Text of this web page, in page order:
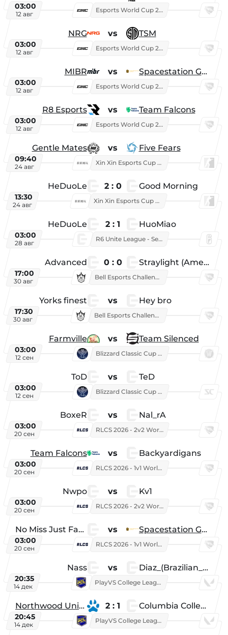
03:00
12 авг
Esports World Cup 2026
NRG vs TSM
03:00
12 авг
Esports World Cup 2026
MIBR vs Spacestation Gaming
03:00
12 авг
Esports World Cup 2026
R8 Esports vs Team Falcons
03:00
12 авг
Esports World Cup 2026
Gentle Mates vs Five Fears
09:40
24 авг
Xin Xin Esports Cup 2025
HeDuoLe 2 : 0 Good Morning
13:30
24 авг
Xin Xin Esports Cup 2026
HeDuoLe 2 : 1 HuoMiao
03:00
28 авг
R6 Unite League - Season 1
Advanced 0 : 0 Straylight (American team)
17:00
30 авг
Bell Esports Challenge 2026
Yorks finest vs Hey bro
17:30
30 авг
Bell Esports Challenge 2026
Farmville vs Team Silenced
03:00
12 сен
Blizzard Classic Cup 2026
ToD vs TeD
03:00
12 сен
Blizzard Classic Cup 2026
BoxeR vs Nal_rA
03:00
20 сен
RLCS 2026 - 2v2 World Championship
Team Falcons vs Backyardigans
03:00
20 сен
RLCS 2026 - 1v1 World Championship
Nwpo vs Kv1
03:00
20 сен
RLCS 2026 - 2v2 World Championship
No Miss Just Fake vs Spacestation Gaming
03:00
20 сен
RLCS 2026 - 1v1 World Championship
Nass vs Diaz_(Brazilian_Player)
20:35
14 дек
PlayVS College League 2025: Fall
Northwood University 2 : 1 Columbia College
20:45
14 дек
PlayVS College League 2025: Fall